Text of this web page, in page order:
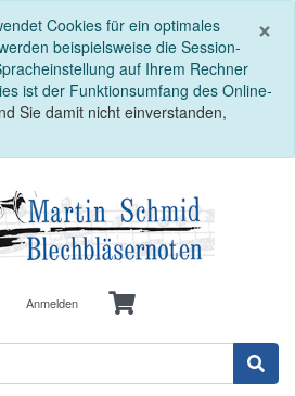
×
Cookies für ein optimales
beispielsweise die Session-
auf Ihrem Rechner
ist der Funktionsumfang des Online-
Sie damit nicht einverstanden,
Anmelden